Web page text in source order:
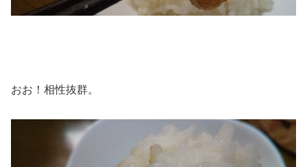
おお！相性抜群。